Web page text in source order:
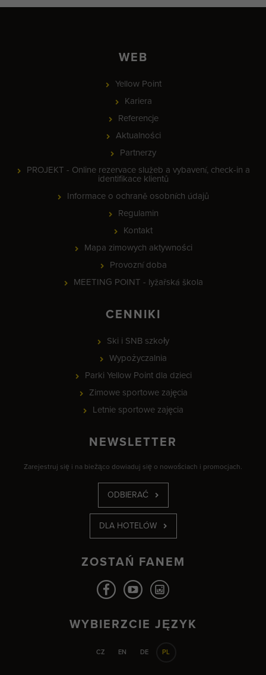
WEB
Yellow Point
Kariera
Referencje
Aktualności
Partnerzy
PROJEKT - Online rezervace služeb a vybavení, check-in a
identifikace klientů
Informace o ochraně osobních údajů
Regulamin
Kontakt
Mapa zimowych aktywności
Provozní doba
MEETING POINT - lyžařská škola
CENNIKI
Ski i SNB szkoły
Wypożyczalnia
Parki Yellow Point dla dzieci
Zimowe sportowe zajęcia
Letnie sportowe zajęcia
NEWSLETTER
Zarejestruj się i na bieżąco dowiaduj się o nowościach i promocjach.
ODBIERAĆ
DLA HOTELÓW
ZOSTAŃ FANEM
WYBIERZCIE JĘZYK
CZ EN DE PL